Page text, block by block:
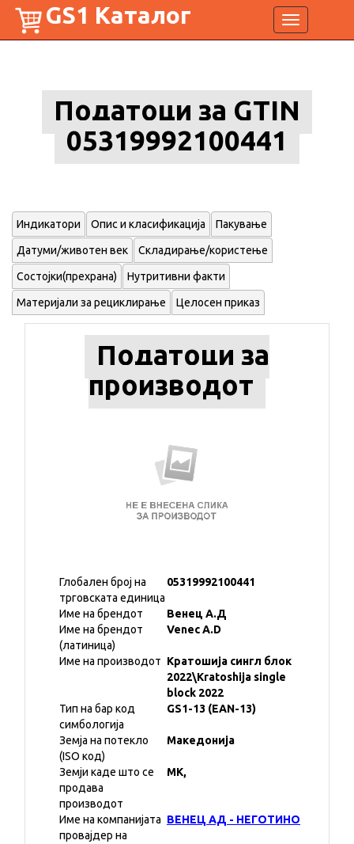
Toggle
navigation
GS1 Каталог
Податоци за GTIN
05319992100441
Индикатори Опис и класификација Пакување
Датуми/животен век Складирање/користење
Состојки(прехрана) Нутритивни факти
Материјали за рециклирање Целосен приказ
Податоци за
производот
Глобален број на
трговската единица
05319992100441
Име на брендот
Венец А.Д
Име на брендот
(латиница)
Venec A.D
Име на производот Кратошија сингл блок
2022\Kratoshija single
block 2022
Тип на бар код
симбологија
GS1-13 (EAN-13)
Земја на потекло
(ISO код)
Македонија
Земји каде што се
продава
производот
MK,
Име на компанијата
провајдер на
ВЕНЕЦ АД - НЕГОТИНО